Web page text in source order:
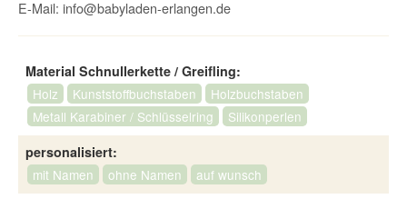
E-Mail: info@babyladen-erlangen.de
Material Schnullerkette / Greifling:
Holz
Kunststoffbuchstaben
Holzbuchstaben
Metall Karabiner / Schlüsselring
Silikonperlen
personalisiert:
mit Namen
ohne Namen
auf wunsch